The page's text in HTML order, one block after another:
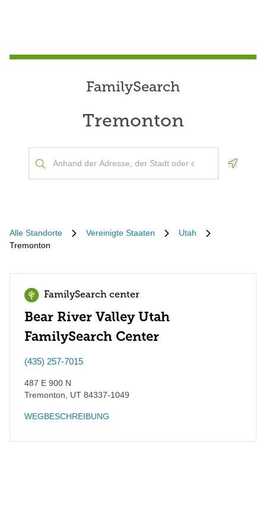
FamilySearch
Tremonton
Alle Standorte Vereinigte Staaten
Utah
Tremonton
FamilySearch center
Bear River Valley Utah
FamilySearch Center
(435) 257-7015
487 E 900 N
Tremonton
UT 84337-1049
WEGBESCHREIBUNG